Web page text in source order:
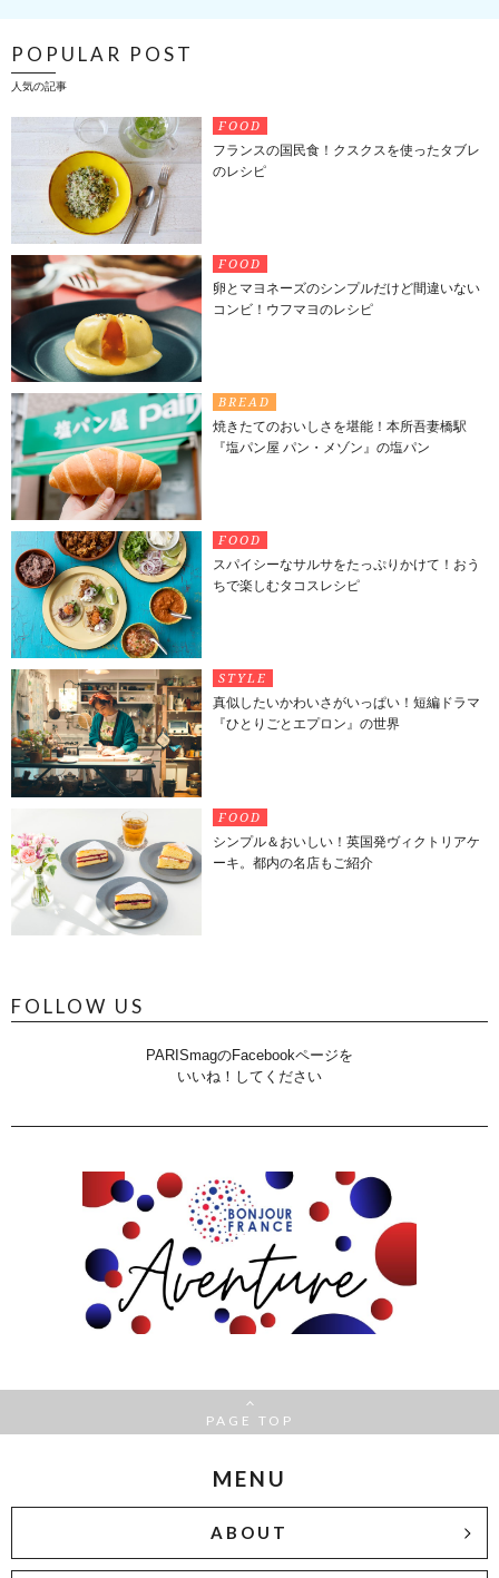
POPULAR POST
人気の記事
FOOD
フランスの国民食！クスクスを使ったタブレ
のレシピ
FOOD
卵とマヨネーズのシンプルだけど間違いない
コンビ！ウフマヨのレシピ
BREAD
焼きたてのおいしさを堪能！本所吾妻橋駅
『塩パン屋 パン・メゾン』の塩パン
FOOD
スパイシーなサルサをたっぷりかけて！おう
ちで楽しむタコスレシピ
STYLE
真似したいかわいさがいっぱい！短編ドラマ
『ひとりごとエプロン』の世界
FOOD
シンプル＆おいしい！英国発ヴィクトリアケ
ーキ。都内の名店もご紹介
FOLLOW US
PARISmagのFacebookページを
いいね！してください
PAGE TOP
MENU
ABOUT